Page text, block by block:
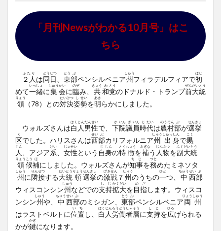
「月刊Newsがわかる10月号」はこ
ちら
２人
ふたり
は同
どう
日
じつ
東
とう
部
ぶ
ペンシルベニア州
しゅう
フィラデルフィアで初
はじ
めて一
いっ
緒
しょ
に集
しゅう
会
かい
に臨
のぞ
み、 共
きょう
和
わ
党
とう
のドナルド・トランプ前
ぜん
大
だい
統
とう
領
りょう
（78）との対
たい
決
けつ
姿
し
勢
せい
を明
あき
らかにしました。
ウォルズさんは白
はく
人
じん
男
だん
性
せい
で、 下
か
院
いん
議
ぎ
員
いん
時
じ
代
だい
は農
のう
村
そん
部
ぶ
が選
せん
挙
きょ
区
く
でした。ハリスさんは西
せい
部
ぶ
カリフォルニア州
しゅう
出
しゅっ
身
しん
で黒
こく
人
じん
、アジア系
けい
女
じょ
性
せい
という 自
じ
身
しん
の特
とく
徴
ちょう
を補
おぎな
う 人
じん
物
ぶつ
を副
ふく
大
だい
統
とう
領
りょう
候
こう
補
ほ
にしました。ウォルズさんが知
ち
事
じ
を務
つと
めたミネソタ
州
しゅう
に隣
りん
接
せつ
する大
だい
統
とう
領
りょう
選
せん
挙
きょ
の激
げき
戦
せん
７ 州
しゅう
のうちの一
ひと
つ、 中
ちゅう
西
せい
部
ぶ
ウィスコンシン州
しゅう
などでの支
し
持
じ
拡
かく
大
だい
を目
め
指
ざ
します。ウィスコ
ンシン州
しゅう
や、 中
ちゅう
西
せい
部
ぶ
のミシガン、 東
とう
部
ぶ
ペンシルベニア両
りょう
州
しゅう
はラストベルトに位
い
置
ち
し、 白
はく
人
じん
労
ろう
働
どう
者
しゃ
層
そう
に支
し
持
じ
を広
ひろ
げられる
かが鍵
かぎ
になります。